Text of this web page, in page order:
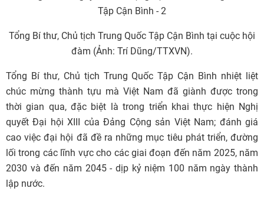
Tổng Bí thư, Chủ tịch Trung Quốc Tập Cận Bình tại cuộc hội
đàm (Ảnh: Trí Dũng/TTXVN).
Tổng Bí thư, Chủ tịch Trung Quốc Tập Cận Bình nhiệt liệt
chúc mừng thành tựu mà Việt Nam đã giành được trong
thời gian qua, đặc biệt là trong triển khai thực hiện Nghị
quyết Đại hội XIII của Đảng Cộng sản Việt Nam; đánh giá
cao việc đại hội đã đề ra những mục tiêu phát triển, đường
lối trong các lĩnh vực cho các giai đoạn đến năm 2025, năm
2030 và đến năm 2045 - dịp kỷ niệm 100 năm ngày thành
lập nước.